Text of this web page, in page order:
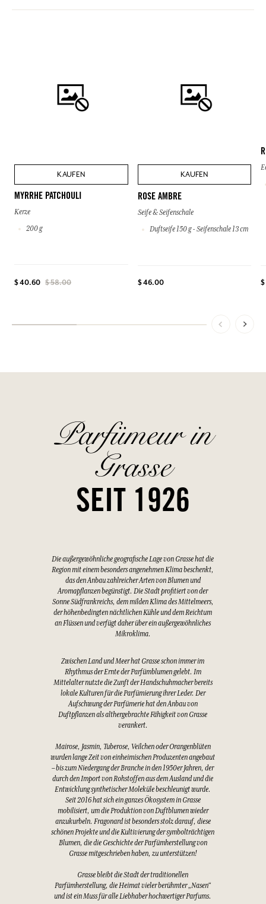
KAUFEN
MYRRHE PATCHOULI
Kerze
200 g
$ 40.60 $ 58.00
KAUFEN
ROSE AMBRE
Seife & Seifenschale
Duftseife 150 g - Seifenschale 13 cm
$ 46.00
Parfümeur in
Grasse
SEIT 1926
Die außergewöhnliche geografische Lage von Grasse hat die
Region mit einem besonders angenehmen Klima beschenkt,
das den Anbau zahlreicher Arten von Blumen und
Aromapflanzen begünstigt. Die Stadt profitiert von der
Sonne Südfrankreichs, dem milden Klima des Mittelmeers,
der höhenbedingten nächtlichen Kühle und dem Reichtum
an Flüssen und verfügt daher über ein außergewöhnliches
Mikroklima.
Zwischen Land und Meer hat Grasse schon immer im
Rhythmus der Ernte der Parfümblumen gelebt. Im
Mittelalter nutzte die Zunft der Handschuhmacher bereits
lokale Kulturen für die Parfümierung ihrer Leder. Der
Aufschwung der Parfümerie hat den Anbau von
Duftpflanzen als althergebrachte Fähigkeit von Grasse
verankert.
Mairose, Jasmin, Tuberose, Veilchen oder Orangenblüten
wurden lange Zeit von einheimischen Produzenten angebaut
– bis zum Niedergang der Branche in den 1950er Jahren, der
durch den Import von Rohstoffen aus dem Ausland und die
Entwicklung synthetischer Moleküle beschleunigt wurde.
Seit 2016 hat sich ein ganzes Ökosystem in Grasse
mobilisiert, um die Produktion von Duftblumen wieder
anzukurbeln. Fragonard ist besonders stolz darauf, diese
schönen Projekte und die Kultivierung der symbolträchtigen
Blumen, die die Geschichte der Parfümherstellung von
Grasse mitgeschrieben haben, zu unterstützen!
Grasse bleibt die Stadt der traditionellen
Parfümherstellung, die Heimat vieler berühmter „Nasen“
und ist ein Muss für alle Liebhaber hochwertiger Parfums.